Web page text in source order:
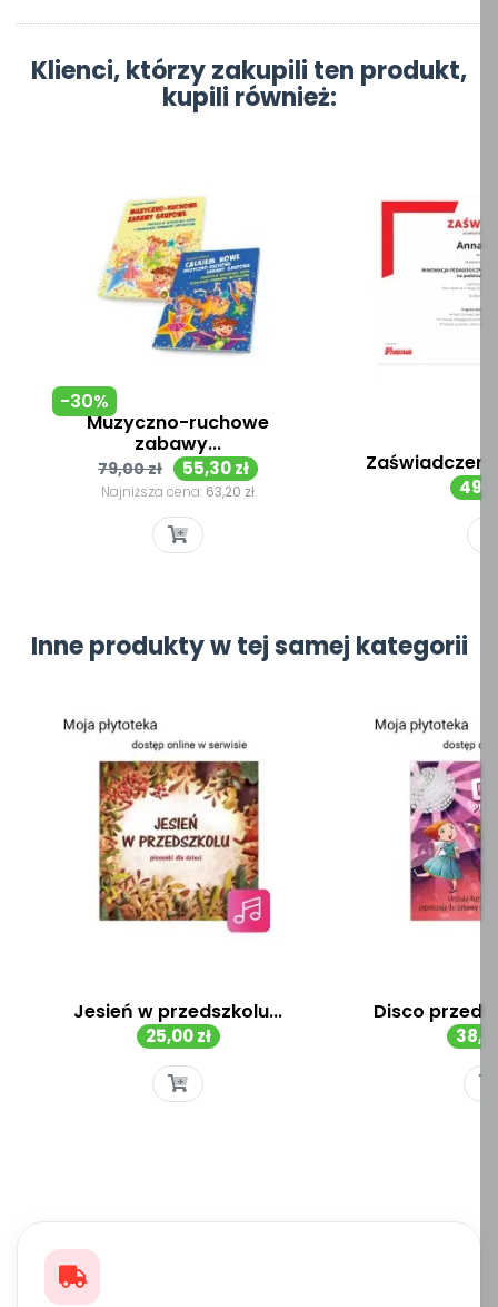
Klienci, którzy zakupili ten produkt,
kupili również:
Muzyczno-ruchowe
zabawy...
Cena
podstawowa
79,00 zł Cena
55,30 zł
Najniższa cena: 63,20 zł
-30%
Inne produkty w tej samej kategorii
Jesień w przedszkolu...
Cena
25,00 zł
Disco